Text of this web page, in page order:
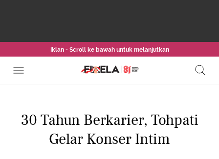
Iklan - Scroll ke bawah untuk melanjutkan
30 Tahun Berkarier, Tohpati
Gelar Konser Intim